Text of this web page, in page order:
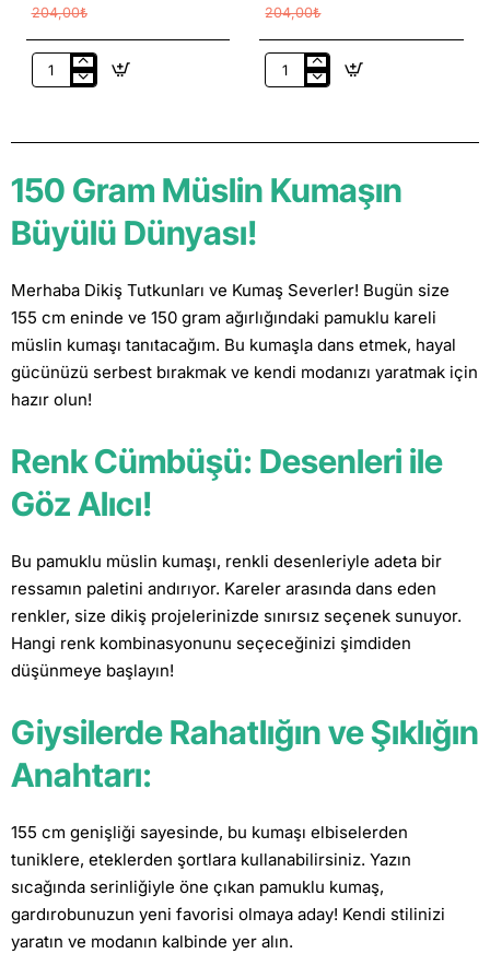
150 Gram Müslin Kumaşın
Büyülü Dünyası!
Merhaba Dikiş Tutkunları ve Kumaş Severler! Bugün size
155 cm eninde ve 150 gram ağırlığındaki pamuklu kareli
müslin kumaşı tanıtacağım. Bu kumaşla dans etmek, hayal
gücünüzü serbest bırakmak ve kendi modanızı yaratmak için
hazır olun!
Renk Cümbüşü: Desenleri ile
Göz Alıcı!
Bu pamuklu müslin kumaşı, renkli desenleriyle adeta bir
ressamın paletini andırıyor. Kareler arasında dans eden
renkler, size dikiş projelerinizde sınırsız seçenek sunuyor.
Hangi renk kombinasyonunu seçeceğinizi şimdiden
düşünmeye başlayın!
Giysilerde Rahatlığın ve Şıklığın
Anahtarı:
155 cm genişliği sayesinde, bu kumaşı elbiselerden
tuniklere, eteklerden şortlara kullanabilirsiniz. Yazın
sıcağında serinliğiyle öne çıkan pamuklu kumaş,
gardırobunuzun yeni favorisi olmaya aday! Kendi stilinizi
yaratın ve modanın kalbinde yer alın.
204,00₺
Baskılı
Müslin
|
Avustralya
Hayvanları
204,00₺
Baskılı
Müslin
Zürafa